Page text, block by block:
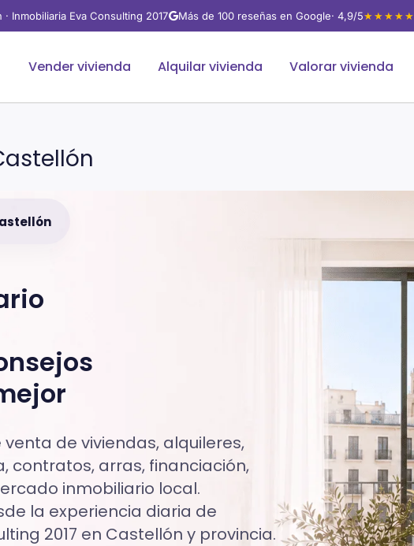
Inmobiliaria Eva Consulting 2017 Más de 100 reseñas en Google· 4,9/5★★★★★
Vender vivienda Alquilar vivienda Valorar vivienda
de viviendas, alquileres,
contratos, arras, financiación,
inmobiliario local.
la experiencia diaria de
2017 en Castellón y provincia.